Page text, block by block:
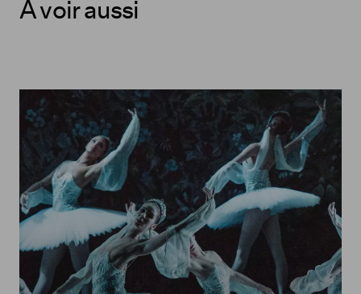
À voir aussi